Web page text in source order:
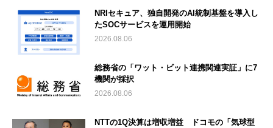
NRIセキュア、独自開発のAI統制基盤を導入し
たSOCサービスを運用開始
2026.08.06
総務省の「ワット・ビット連携関連実証」に7
機関が採択
2026.08.06
NTTの1Q決算は増収増益 ドコモの「気球型